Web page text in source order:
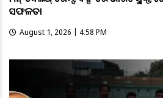
ସଫଳତା
August 1, 2026 | 4:58 PM